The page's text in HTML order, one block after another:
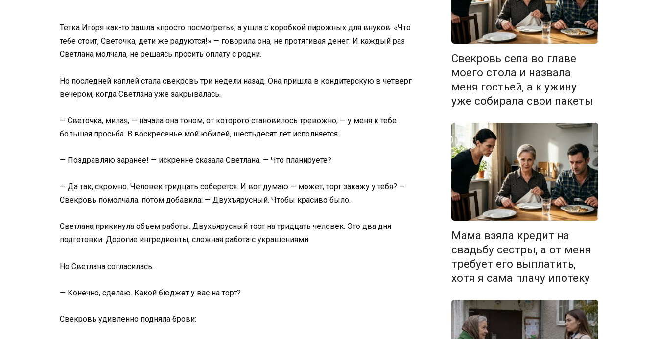
Тетка Игоря как-то зашла «просто посмотреть», а ушла с коробкой пирожных для внуков. «Что
тебе стоит, Светочка, дети же радуются!» — говорила она, не протягивая денег. И каждый раз
Светлана молчала, не решаясь просить оплату с родни.
Но последней каплей стала свекровь три недели назад. Она пришла в кондитерскую в четверг
вечером, когда Светлана уже закрывалась.
— Светочка, милая, — начала она тоном, от которого становилось тревожно, — у меня к тебе
большая просьба. В воскресенье мой юбилей, шестьдесят лет исполняется.
— Поздравляю заранее! — искренне сказала Светлана. — Что планируете?
— Да так, скромно. Человек тридцать соберется. И вот думаю — может, торт закажу у тебя? —
Свекровь помолчала, потом добавила: — Двухъярусный. Чтобы красиво было.
Светлана прикинула объем работы. Двухъярусный торт на тридцать человек. Это два дня
подготовки. Дорогие ингредиенты, сложная работа с украшениями.
Но Светлана согласилась.
— Конечно, сделаю. Какой бюджет у вас на торт?
Свекровь удивленно подняла брови:
Свекровь села во главе
моего стола и назвала
меня гостьей, а к ужину
уже собирала свои пакеты
Мама взяла кредит на
свадьбу сестры, а от меня
требует его выплатить,
хотя я сама плачу ипотеку